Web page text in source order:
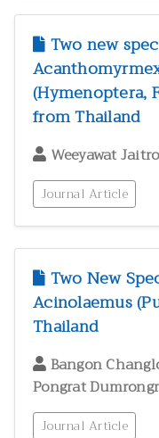
Two new
(Hymenoptera,
from Thailand
Weeyawat
Journal Article
Two New
Acinolaemus
Thailand
Bangon
Pongrat
Journal Article